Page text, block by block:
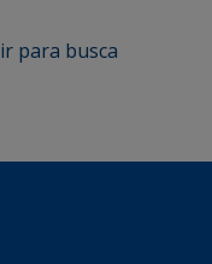
ir para busca